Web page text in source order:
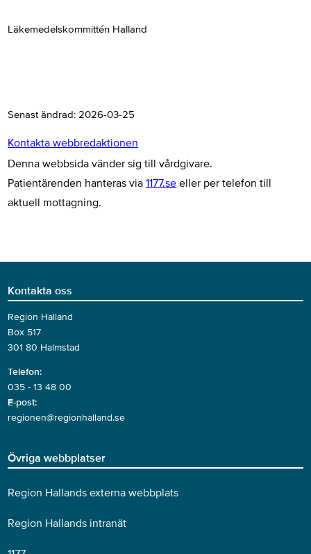
Läkemedelskommittén Halland
Senast ändrad:2026-03-25
Kontakta webbredaktionen
Denna webbsida vänder sig till vårdgivare.
Patientärenden hanteras via1177.se eller per telefon till
aktuell mottagning.
Kontakta oss
Region Halland
Box 517
301 80 Halmstad
Telefon:
035 - 13 48 00
E-post:
regionen@regionhalland.se
Övriga webbplatser
Region Hallands externa webbplats
Region Hallands intranät